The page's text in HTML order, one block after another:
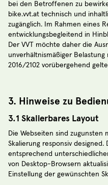
bei den Betroffenen zu
bike.vvt.at technisch und
zugänglich. Im Rahmen eines
entwicklungsbegleitend in
Der VVT möchte daher die
unverhältnismäßiger
2016/2102 vorübergehend
3. Hinweise zu
3.1 Skalierbares Layout
Die Webseiten sind zugunsten
Skalierung responsiv designed.
entsprechend
von Desktop-Browsern
Einstellung der gewünschten